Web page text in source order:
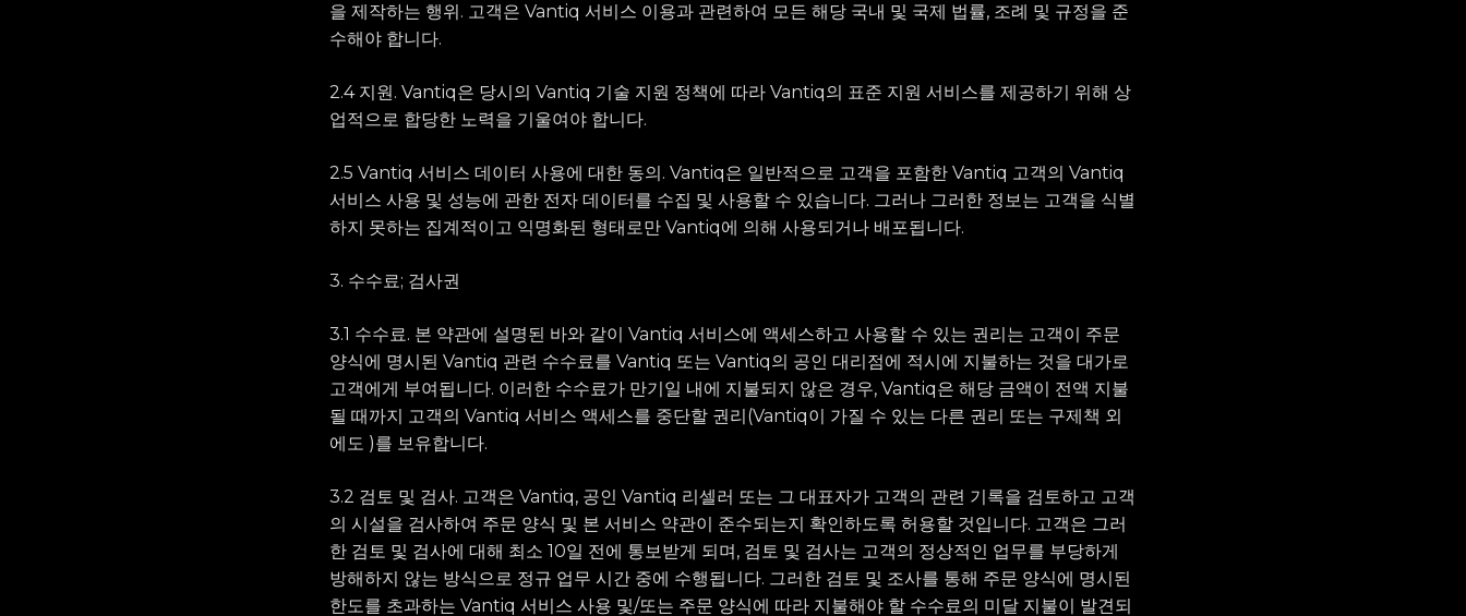
을 제작하는 행위. 고객은 Vantiq 서비스 이용과 관련하여 모든 해당 국내 및 국제 법률, 조례 및 규정을 준
수해야 합니다.
2.4 지원. Vantiq은 당시의 Vantiq 기술 지원 정책에 따라 Vantiq의 표준 지원 서비스를 제공하기 위해 상
업적으로 합당한 노력을 기울여야 합니다.
2.5 Vantiq 서비스 데이터 사용에 대한 동의. Vantiq은 일반적으로 고객을 포함한 Vantiq 고객의 Vantiq
서비스 사용 및 성능에 관한 전자 데이터를 수집 및 사용할 수 있습니다. 그러나 그러한 정보는 고객을 식별
하지 못하는 집계적이고 익명화된 형태로만 Vantiq에 의해 사용되거나 배포됩니다.
3. 수수료; 검사권
3.1 수수료. 본 약관에 설명된 바와 같이 Vantiq 서비스에 액세스하고 사용할 수 있는 권리는 고객이 주문
양식에 명시된 Vantiq 관련 수수료를 Vantiq 또는 Vantiq의 공인 대리점에 적시에 지불하는 것을 대가로
고객에게 부여됩니다. 이러한 수수료가 만기일 내에 지불되지 않은 경우, Vantiq은 해당 금액이 전액 지불
될 때까지 고객의 Vantiq 서비스 액세스를 중단할 권리(Vantiq이 가질 수 있는 다른 권리 또는 구제책 외
에도 )를 보유합니다.
3.2 검토 및 검사. 고객은 Vantiq, 공인 Vantiq 리셀러 또는 그 대표자가 고객의 관련 기록을 검토하고 고객
의 시설을 검사하여 주문 양식 및 본 서비스 약관이 준수되는지 확인하도록 허용할 것입니다. 고객은 그러
한 검토 및 검사에 대해 최소 10일 전에 통보받게 되며, 검토 및 검사는 고객의 정상적인 업무를 부당하게
방해하지 않는 방식으로 정규 업무 시간 중에 수행됩니다. 그러한 검토 및 조사를 통해 주문 양식에 명시된
한도를 초과하는 Vantiq 서비스 사용 및/또는 주문 양식에 따라 지불해야 할 수수료의 미달 지불이 발견되